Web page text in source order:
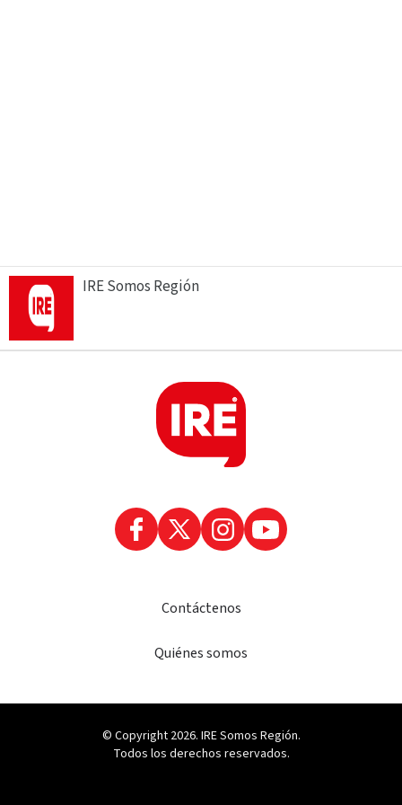
IRE Somos Región
Contáctenos
Quiénes somos
© Copyright 2026. IRE Somos Región.
Todos los derechos reservados.